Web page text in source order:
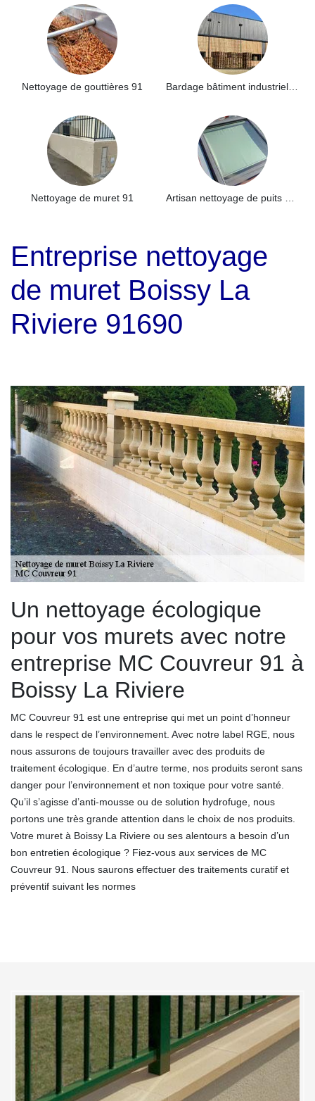
Nettoyage de gouttières 91
Nettoyage de muret 91
Entreprise nettoyage
de muret Boissy La
Riviere 91690
Un nettoyage écologique
pour vos murets avec notre
entreprise MC Couvreur 91 à
Boissy La Riviere
MC Couvreur 91 est une entreprise qui met un point d’honneur
dans le respect de l’environnement. Avec notre label RGE, nous
nous assurons de toujours travailler avec des produits de
traitement écologique. En d’autre terme, nos produits seront sans
danger pour l’environnement et non toxique pour votre santé.
Qu’il s’agisse d’anti-mousse ou de solution hydrofuge, nous
portons une très grande attention dans le choix de nos produits.
Votre muret à Boissy La Riviere ou ses alentours a besoin d’un
bon entretien écologique ? Fiez-vous aux services de MC
Couvreur 91. Nous saurons effectuer des traitements curatif et
préventif suivant les normes